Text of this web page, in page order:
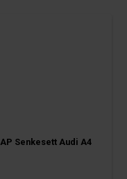
AP Senkesett Audi A4